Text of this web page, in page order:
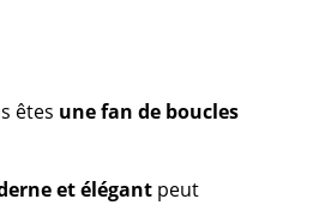
êtes une fan de boucles
et élégantpeut